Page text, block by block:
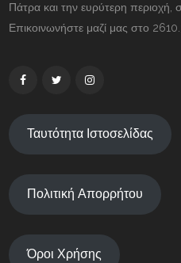
Πάτρα και την ευρύτερη περιοχή,
Επικοινωνήστε μαζί μας στο
Ταυτότητα Ιστοσελίδας
Πολιτική Απορρήτου
Όροι Χρήσης